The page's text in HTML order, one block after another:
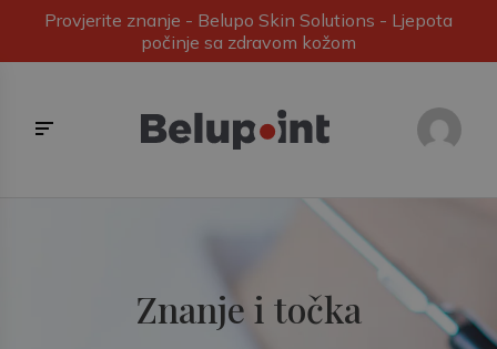
Provjerite znanje - Belupo Skin Solutions - Ljepota
počinje sa zdravom kožom
Znanje i točka